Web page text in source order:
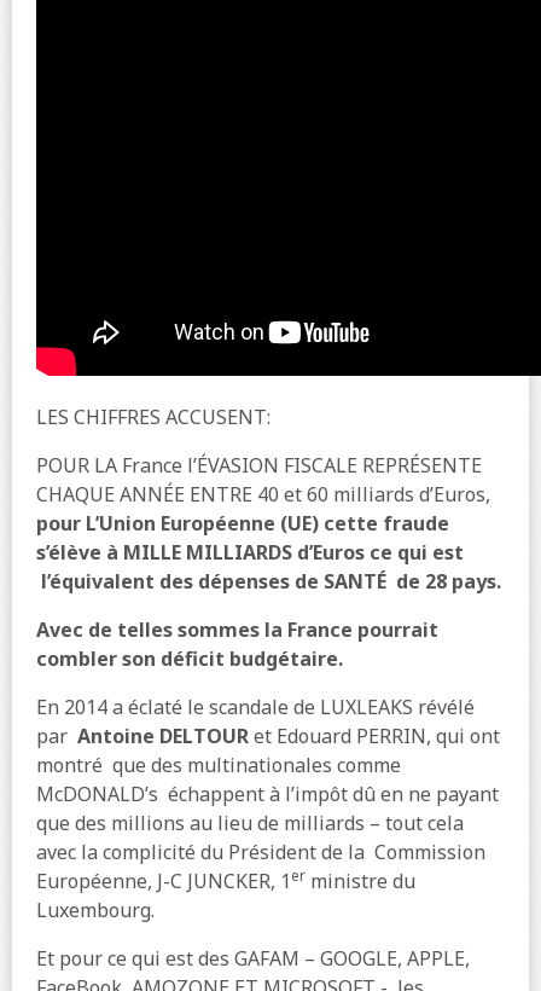
LES CHIFFRES ACCUSENT:
POUR LA France l’ÉVASION FISCALE REPRÉSENTE
CHAQUE ANNÉE ENTRE 40 et 60 milliards d’Euros,
pour L’Union Européenne (UE) cette fraude
s’élève à MILLE MILLIARDS d’Euros ce qui est
l’équivalent des dépenses de SANTÉ de 28 pays.
Avec de telles sommes la France pourrait
combler son déficit budgétaire.
En 2014 a éclaté le scandale de LUXLEAKS révélé
par Antoine DELTOURet Edouard PERRIN, qui ont
montré que des multinationales comme
McDONALD’s échappent à l’impôt dû en ne payant
que des millions au lieu de milliards – tout cela
avec la complicité du Président de la Commission
Européenne, J-C JUNCKER, 1er ministre du
Luxembourg.
Et pour ce qui est des GAFAM – GOOGLE, APPLE,